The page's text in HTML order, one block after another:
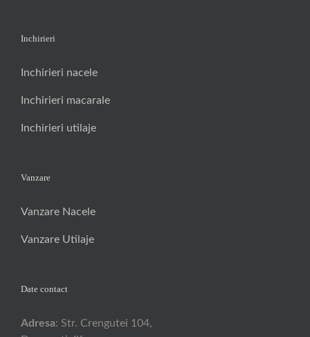
Inchirieri
Inchirieri nacele
Inchirieri macarale
Inchirieri utilaje
Vanzare
Vanzare Nacele
Vanzare Utilaje
Date contact
Adresa: Str. Crengutei 104,